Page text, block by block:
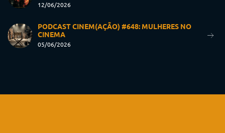
12/06/2026
PODCAST CINEM(AÇÃO) #648: MULHERES NO
CINEMA
05/06/2026